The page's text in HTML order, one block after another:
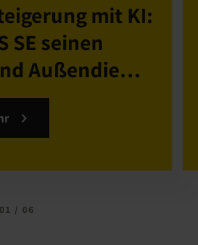
mit KI:
SE seinen
Außendienst
GPT
01 / 06